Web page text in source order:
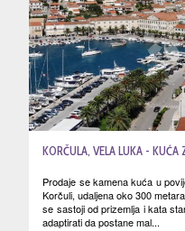
KORČULA, VELA LUKA - KUĆA
Prodaje se kamena kuća u
Korčuli, udaljena oko 300
se sastoji od prizemlja i kata
adaptirati da postane mal...